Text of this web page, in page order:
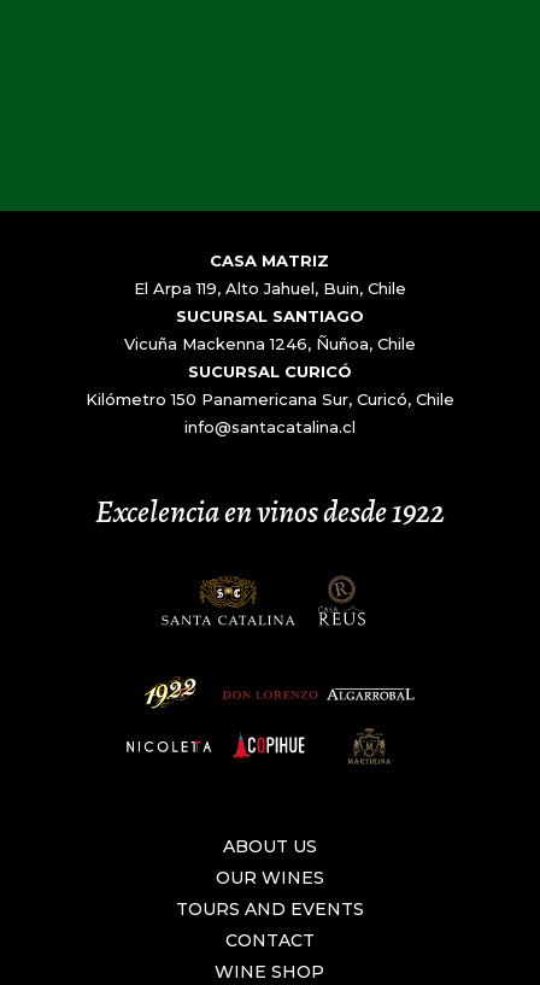
CASA MATRIZ
El Arpa 119, Alto Jahuel, Buin, Chile
SUCURSAL SANTIAGO
Vicuña Mackenna 1246, Ñuñoa, Chile
SUCURSAL CURICÓ
Kilómetro 150 Panamericana Sur, Curicó, Chile
info@santacatalina.cl
Excelencia en vinos desde 1922
ABOUT US
OUR WINES
TOURS AND EVENTS
CONTACT
WINE SHOP